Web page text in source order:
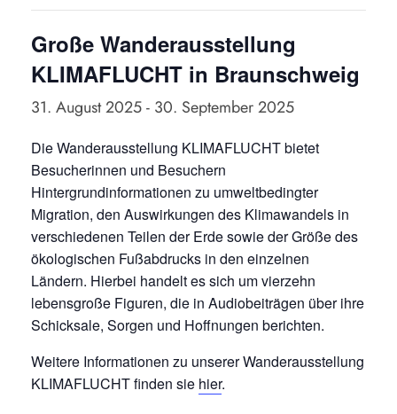
Große Wanderausstellung
KLIMAFLUCHT in Braunschweig
31. August 2025- 30. September 2025
Die Wanderausstellung KLIMAFLUCHT bietet
Besucherinnen und Besuchern
Hintergrundinformationen zu umweltbedingter
Migration, den Auswirkungen des Klimawandels in
verschiedenen Teilen der Erde sowie der Größe des
ökologischen Fußabdrucks in den einzelnen
Ländern. Hierbei handelt es sich um vierzehn
lebensgroße Figuren, die in Audiobeiträgen über ihre
Schicksale, Sorgen und Hoffnungen berichten.
Weitere Informationen zu unserer Wanderausstellung
KLIMAFLUCHT finden sie hier.